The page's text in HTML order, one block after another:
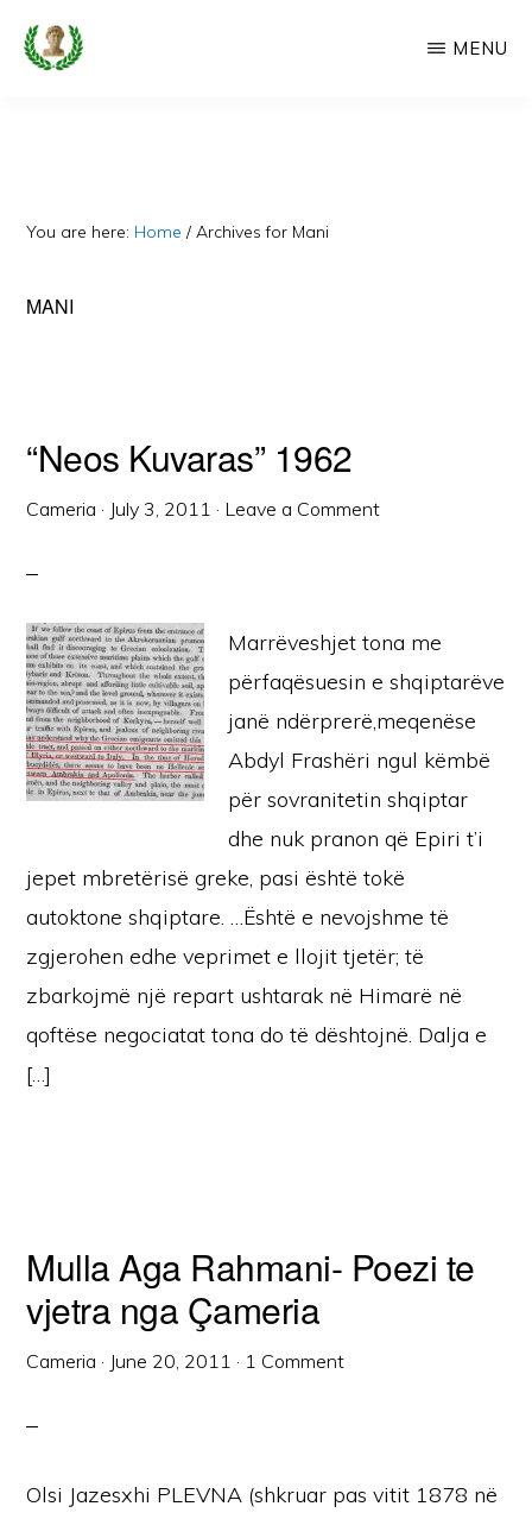
Skip
Faqe
Dedikuar
MENU
You are here: Home / Archives for Mani
MANI
“Neos Kuvaras” 1962
Cameria · July 3, 2011 · Leave a Comment
Marrëveshjet tona me
përfaqësuesin e shqiptarëve
janë ndërprerë,meqenëse
Abdyl Frashëri ngul këmbë
për sovranitetin shqiptar
dhe nuk pranon që Epiri t’i
jepet mbretërisë greke, pasi është tokë
autoktone shqiptare. …Është e nevojshme të
zgjerohen edhe veprimet e llojit tjetër; të
zbarkojmë një repart ushtarak në Himarë në
qoftëse negociatat tona do të dështojnë. Dalja e
[…]
Mulla Aga Rahmani- Poezi te
vjetra nga Çameria
Cameria · June 20, 2011 · 1 Comment
Olsi Jazesxhi PLEVNA (shkruar pas vitit 1878 në